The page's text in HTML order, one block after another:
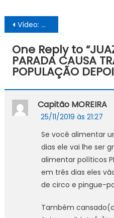
Navegação
de
Post
Vídeo: Cavalo é puxado por carro em plena avenida de Petrolina
One Reply to “
PARADA CAUSA
POPULAÇÃO
Capitão MOREIRA
25/11/2019 às 21:27
Se você alimentar
dias ele vai lhe ser
alimentar políticos
em três dias eles
de circo e pingue-
Também